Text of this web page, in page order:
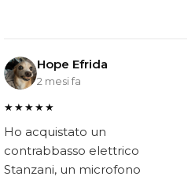
Hope Efrida
2 mesi fa
★★★★★
Ho acquistato un
contrabbasso elettrico
Stanzani, un microfono